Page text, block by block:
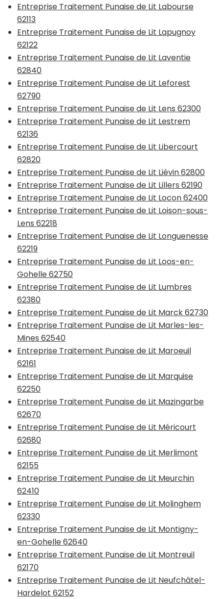
Entreprise Traitement Punaise de Lit Labourse
62113
Entreprise Traitement Punaise de Lit Lapugnoy
62122
Entreprise Traitement Punaise de Lit Laventie
62840
Entreprise Traitement Punaise de Lit Leforest
62790
Entreprise Traitement Punaise de Lit Lens 62300
Entreprise Traitement Punaise de Lit Lestrem
62136
Entreprise Traitement Punaise de Lit Libercourt
62820
Entreprise Traitement Punaise de Lit Liévin 62800
Entreprise Traitement Punaise de Lit Lillers 62190
Entreprise Traitement Punaise de Lit Locon 62400
Entreprise Traitement Punaise de Lit Loison-sous-
Lens 62218
Entreprise Traitement Punaise de Lit Longuenesse
62219
Entreprise Traitement Punaise de Lit Loos-en-
Gohelle 62750
Entreprise Traitement Punaise de Lit Lumbres
62380
Entreprise Traitement Punaise de Lit Marck 62730
Entreprise Traitement Punaise de Lit Marles-les-
Mines 62540
Entreprise Traitement Punaise de Lit Maroeuil
62161
Entreprise Traitement Punaise de Lit Marquise
62250
Entreprise Traitement Punaise de Lit Mazingarbe
62670
Entreprise Traitement Punaise de Lit Méricourt
62680
Entreprise Traitement Punaise de Lit Merlimont
62155
Entreprise Traitement Punaise de Lit Meurchin
62410
Entreprise Traitement Punaise de Lit Molinghem
62330
Entreprise Traitement Punaise de Lit Montigny-
en-Gohelle 62640
Entreprise Traitement Punaise de Lit Montreuil
62170
Entreprise Traitement Punaise de Lit Neufchâtel-
Hardelot 62152